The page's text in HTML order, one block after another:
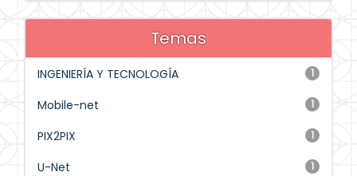
Temas
1
INGENIERÍA Y TECNOLOGÍA
1
Mobile-net
1
PIX2PIX
1
U-Net